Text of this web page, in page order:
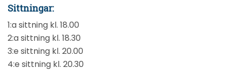
Sittningar:
1:a sittning kl. 18.00
2:a sittning kl. 18.30
3:e sittning kl. 20.00
4:e sittning kl. 20.30